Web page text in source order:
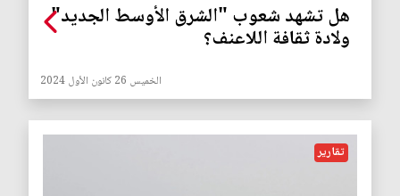
هل تشهد شعوب "الشرق الأوسط الجديد"
ولادة ثقافة اللاعنف؟
الخميس 26 كانون الأول 2024
تقارير